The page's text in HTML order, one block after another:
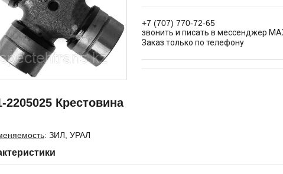
+7 (707) 770-72-65
звонить и писать в мессенджер
Заказ только по телефону
2205025 Крестовина
: ЗИЛ, УРАЛ